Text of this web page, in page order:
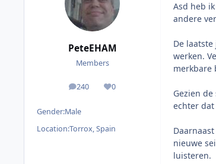
PeteEHAM
Members
240
posts 0
Reputation
Gender:Male
Location:Torrox, Spain
Asd heb
andere
De
werken.
merkbare
Gezien
echter
nieuwe
luisteren.